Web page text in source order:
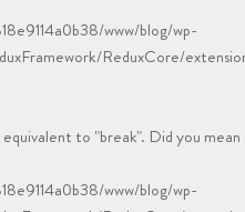
www/blog/wp-
ReduxCore/
to "break". Did you mean
www/blog/wp-